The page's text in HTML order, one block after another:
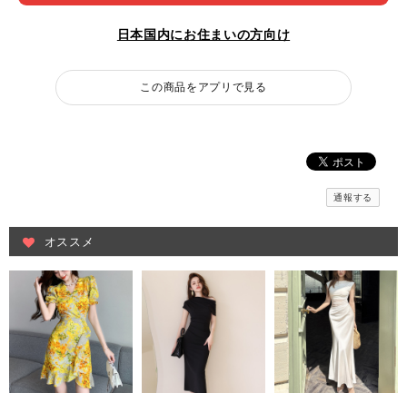
日本国内にお住まいの方向け
この商品をアプリで見る
通報する
オススメ